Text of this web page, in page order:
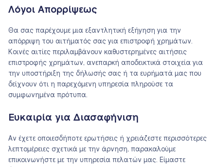
Λόγοι Απορρίψεως
Θα σας παρέχουμε μια εξαντλητική εξήγηση για την
απόρριψη του αιτήματός σας για επιστροφή χρημάτων.
Κοινές αιτίες περιλαμβάνουν καθυστερημένες αιτήσεις
επιστροφής χρημάτων, ανεπαρκή αποδεικτικά στοιχεία για
την υποστήριξη της δήλωσής σας ή τα ευρήματά μας που
δείχνουν ότι η παρεχόμενη υπηρεσία πληρούσε τα
συμφωνημένα πρότυπα.
Ευκαιρία για Διασαφήνιση
Αν έχετε οποιεσδήποτε ερωτήσεις ή χρειάζεστε περισσότερες
λεπτομέρειες σχετικά με την άρνηση, παρακαλούμε
επικοινωνήστε με την υπηρεσία πελατών μας. Είμαστε